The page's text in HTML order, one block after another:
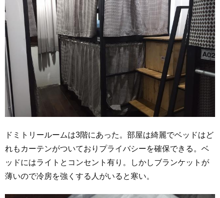
ドミトリールームは3階にあった。部屋は綺麗でベッドはど
れもカーテンがついておりプライバシーを確保できる。ベ
ッドにはライトとコンセント有り。しかしブランケットが
薄いので冷房を強くする人がいると寒い。